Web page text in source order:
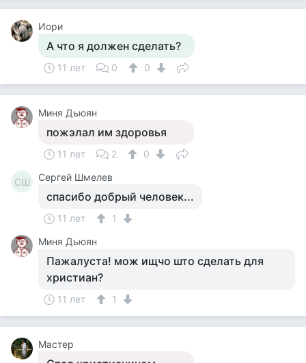
Иори
А что я должен сделать?
11 лет 0 0
Миня Дьюян
пожэлал им здоровья
11 лет 2 0
СШ Сергей Шмелев
спасибо добрый человек...
11 лет
1
Миня Дьюян
Пажалуста! мож ищчо што сделать для
христиан?
11 лет 1
Мастер